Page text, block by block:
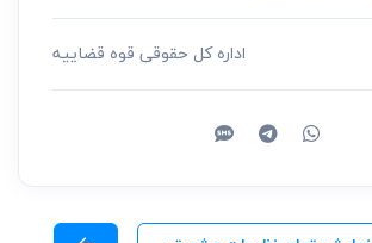
اداره کل حقوقی قوه قضاییه